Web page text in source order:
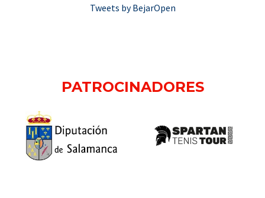
Tweets by BejarOpen
PATROCINADORES